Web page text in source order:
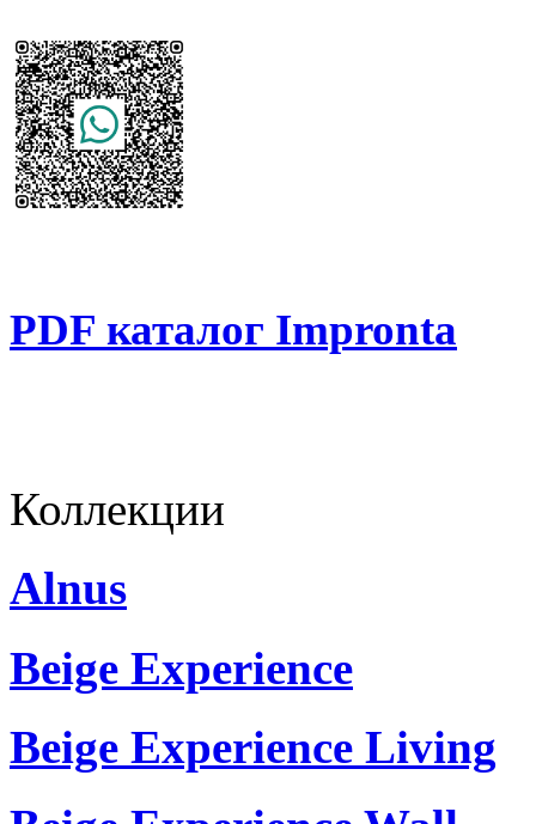
PDF каталог Impronta
Коллекции
Alnus
Beige Experience
Beige Experience Living